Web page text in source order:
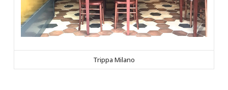
Trippa Milano